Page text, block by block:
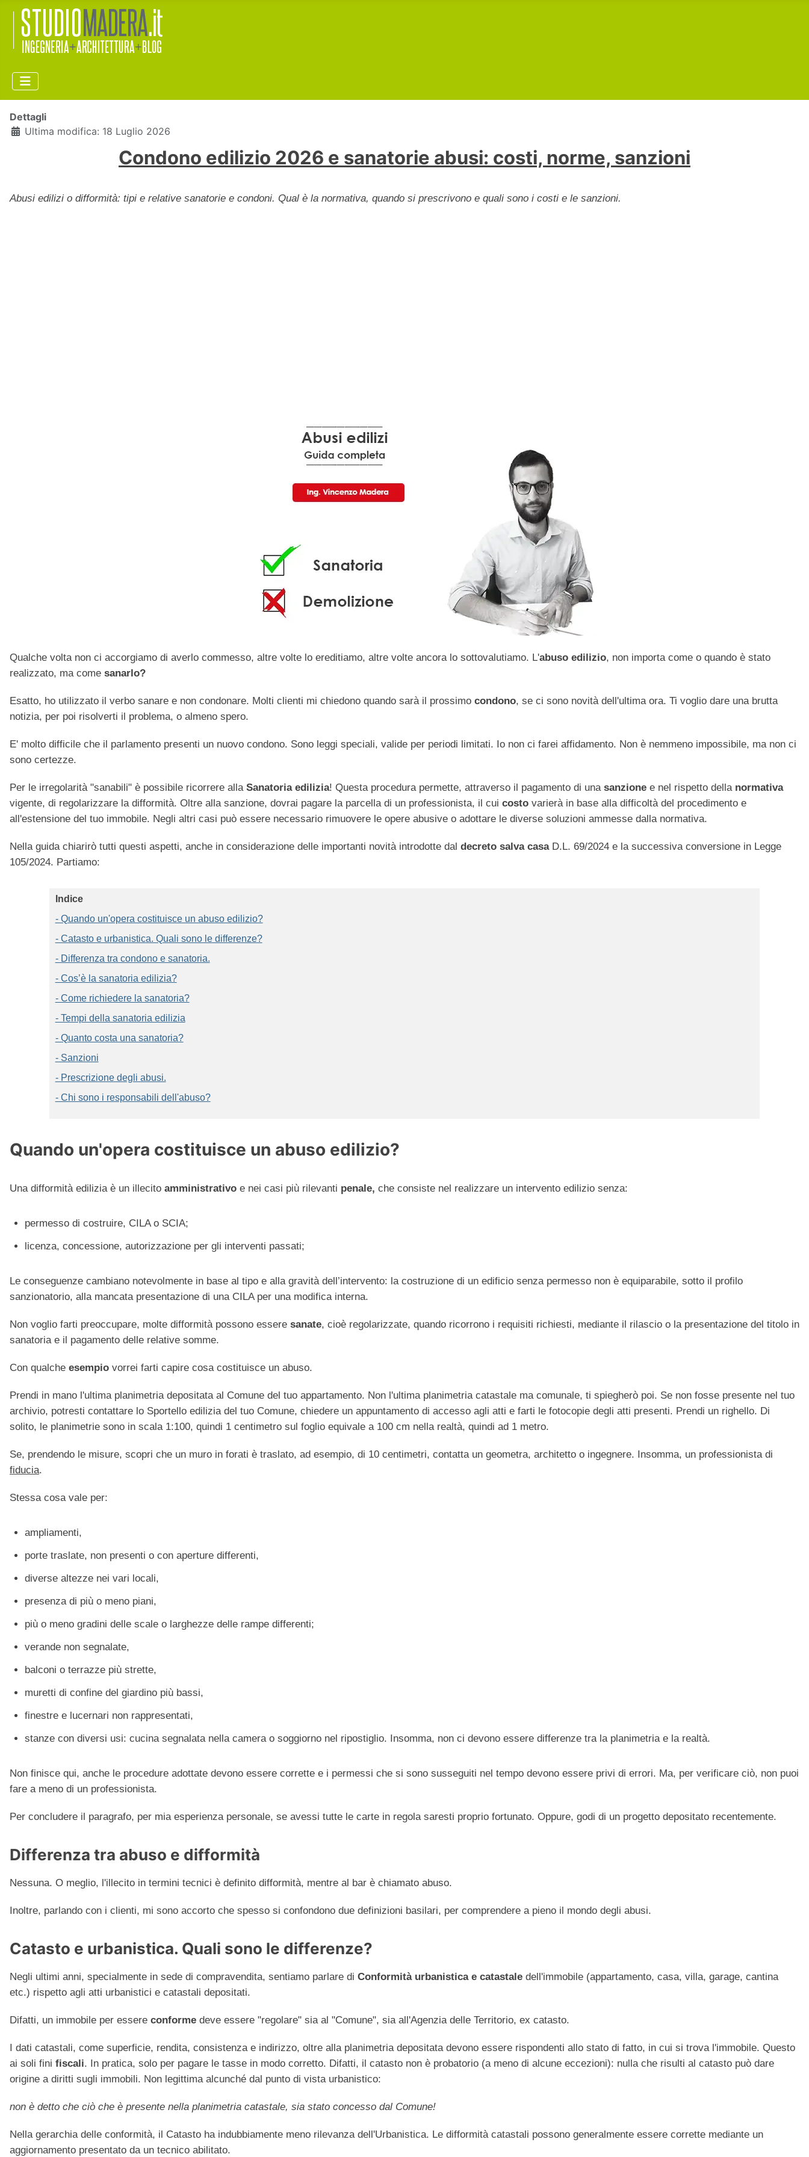
Dettagli
Ultima modifica: 18 Luglio 2026
Condono edilizio 2026 e sanatorie abusi: costi, norme, sanzioni
Abusi edilizi o difformità: tipi e relative sanatorie e condoni. Qual è la normativa, quando si prescrivono e quali sono i costi e le sanzioni.
Qualche volta non ci accorgiamo di averlo commesso, altre volte lo ereditiamo, altre volte ancora lo sottovalutiamo. L'abuso edilizio, non importa come o quando è stato
realizzato, ma come sanarlo?
Esatto, ho utilizzato il verbo sanare e non condonare. Molti clienti mi chiedono quando sarà il prossimo condono, se ci sono novità dell'ultima ora. Ti voglio dare una brutta
notizia, per poi risolverti il problema, o almeno spero.
E' molto difficile che il parlamento presenti un nuovo condono. Sono leggi speciali, valide per periodi limitati. Io non ci farei affidamento. Non è nemmeno impossibile, ma non ci
sono certezze.
Per le irregolarità "sanabili" è possibile ricorrere alla Sanatoria edilizia! Questa procedura permette, attraverso il pagamento di una sanzione e nel rispetto della normativa
vigente, di regolarizzare la difformità. Oltre alla sanzione, dovrai pagare la parcella di un professionista, il cui costo varierà in base alla difficoltà del procedimento e
all'estensione del tuo immobile. Negli altri casi può essere necessario rimuovere le opere abusive o adottare le diverse soluzioni ammesse dalla normativa.
Nella guida chiarirò tutti questi aspetti, anche in considerazione delle importanti novità introdotte dal decreto salva casaD.L. 69/2024 e la successiva conversione in Legge
105/2024. Partiamo:
Indice
- Quando un'opera costituisce un abuso edilizio?
- Catasto e urbanistica. Quali sono le differenze?
- Differenza tra condono e sanatoria.
- Cos’è la sanatoria edilizia?
- Come richiedere la sanatoria?
- Tempi della sanatoria edilizia
- Quanto costa una sanatoria?
- Sanzioni
- Prescrizione degli abusi.
- Chi sono i responsabili dell'abuso?
Quando un'opera costituisce un abuso edilizio?
Una difformità edilizia è un illecito amministrativo e nei casi più rilevanti penale, che consiste nel realizzare un intervento edilizio senza:
permesso di costruire, CILA o SCIA;
licenza, concessione, autorizzazione per gli interventi passati;
Le conseguenze cambiano notevolmente in base al tipo e alla gravità dell’intervento: la costruzione di un edificio senza permesso non è equiparabile, sotto il profilo
sanzionatorio, alla mancata presentazione di una CILA per una modifica interna.
Non voglio farti preoccupare, molte difformità possono essere sanate, cioè regolarizzate, quando ricorrono i requisiti richiesti, mediante il rilascio o la presentazione del titolo in
sanatoria e il pagamento delle relative somme.
Con qualche esempio vorrei farti capire cosa costituisce un abuso.
Prendi in mano l'ultima planimetria depositata al Comune del tuo appartamento. Non l'ultima planimetria catastale ma comunale, ti spiegherò poi. Se non fosse presente nel tuo
archivio, potresti contattare lo Sportello edilizia del tuo Comune, chiedere un appuntamento di accesso agli atti e farti le fotocopie degli atti presenti. Prendi un righello. Di
solito, le planimetrie sono in scala 1:100, quindi 1 centimetro sul foglio equivale a 100 cm nella realtà, quindi ad 1 metro.
Se, prendendo le misure, scopri che un muro in forati è traslato, ad esempio, di 10 centimetri, contatta un geometra, architetto o ingegnere. Insomma, un professionista di
fiducia.
Stessa cosa vale per:
ampliamenti,
porte traslate, non presenti o con aperture differenti,
diverse altezze nei vari locali,
presenza di più o meno piani,
più o meno gradini delle scale o larghezze delle rampe differenti;
verande non segnalate,
balconi o terrazze più strette,
muretti di confine del giardino più bassi,
finestre e lucernari non rappresentati,
stanze con diversi usi: cucina segnalata nella camera o soggiorno nel ripostiglio. Insomma, non ci devono essere differenze tra la planimetria e la realtà.
Non finisce qui, anche le procedure adottate devono essere corrette e i permessi che si sono susseguiti nel tempo devono essere privi di errori. Ma, per verificare ciò, non puoi
fare a meno di un professionista.
Per concludere il paragrafo, per mia esperienza personale, se avessi tutte le carte in regola saresti proprio fortunato. Oppure, godi di un progetto depositato recentemente.
Differenza tra abuso e difformità
Nessuna. O meglio, l'illecito in termini tecnici è definito difformità, mentre al bar è chiamato abuso.
Inoltre, parlando con i clienti, mi sono accorto che spesso si confondono due definizioni basilari, per comprendere a pieno il mondo degli abusi.
Catasto e urbanistica. Quali sono le differenze?
Negli ultimi anni, specialmente in sede di compravendita, sentiamo parlare di Conformità urbanistica e catastale dell'immobile (appartamento, casa, villa, garage, cantina
etc.) rispetto agli atti urbanistici e catastali depositati.
Difatti, un immobile per essere conforme deve essere "regolare" sia al "Comune", sia all'Agenzia delle Territorio, ex catasto.
I dati catastali, come superficie, rendita, consistenza e indirizzo, oltre alla planimetria depositata devono essere rispondenti allo stato di fatto, in cui si trova l'immobile. Questo
ai soli fini fiscali. In pratica, solo per pagare le tasse in modo corretto. Difatti, il catasto non è probatorio (a meno di alcune eccezioni): nulla che risulti al catasto può dare
origine a diritti sugli immobili. Non legittima alcunché dal punto di vista urbanistico:
non è detto che ciò che è presente nella planimetria catastale, sia stato concesso dal Comune!
Nella gerarchia delle conformità, il Catasto ha indubbiamente meno rilevanza dell'Urbanistica. Le difformità catastali possono generalmente essere corrette mediante un
aggiornamento presentato da un tecnico abilitato.